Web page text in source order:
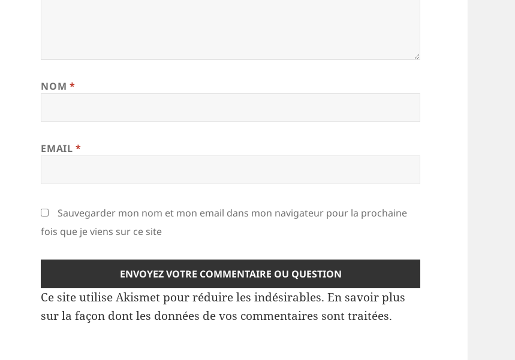
NOM *
EMAIL*
Sauvegarder mon nom et mon email dans mon navigateur pour la prochaine
fois que je viens sur ce site
Ce site utilise Akismet pour réduire les indésirables.En savoir plus
sur la façon dont les données de vos commentaires sont traitées.